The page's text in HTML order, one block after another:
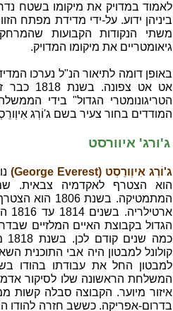
לאמוד במדויק את מיקומו בשטח
ביניהן ידוע. על-ידי מדידת מפתח
משתי הנקודות הקבועות
גיאומטריים את מיקומו המדויק.
באופן דומה לתיאור הנ"ל נערכו
אט אט
הטריגונומטרי הגדול" בידי
המודדים בחור צעיר בשם ג'וֹרְג
ג'ורג' איוורסט
ג'וֹרְג אִיוְורֵסְט (George Everest)
הוא הצטרף לאקדמיה צבאית. שם
המתמטיקה.
הגדול בקבוצת האיים המלזיים
קולונל למבטון היה אבי התוכנית
איזור מיוער. הקבוצה סבלה קשות
בדרום-אפריקה. כששב חזרה להודו